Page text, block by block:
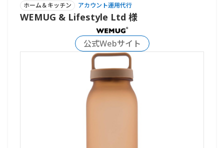
ホーム＆キッチン アカウント運用代行
WEMUG & Lifestyle Ltd 様
公式Webサイト